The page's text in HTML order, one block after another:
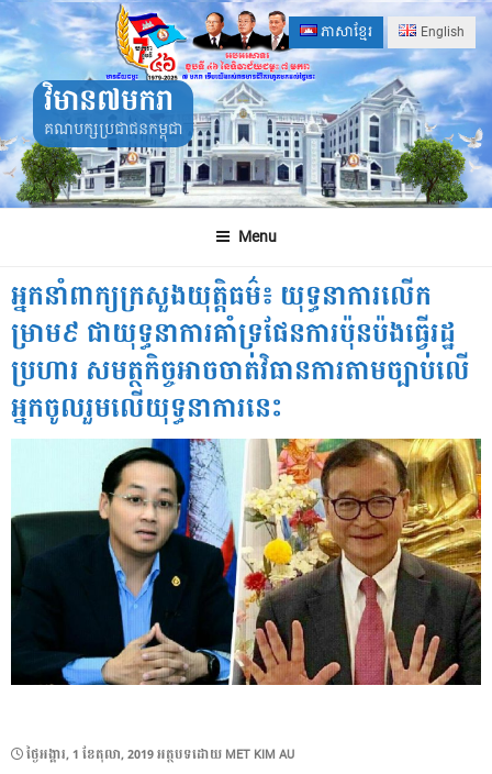
Skip
to
content
ភាសាខ្មែរ English
វិមាន៧មករា
គណបក្សប្រជាជនកម្ពុជា
Menu
អ្នកនាំពាក្យក្រសួងយុត្តិធម៌៖ យុទ្ធនាការលើក
ម្រាម៩ ជាយុទ្ធនាការគាំទ្រផែនការប៉ុនប៉ងធ្វើរដ្ឋ
ប្រហារ សមត្ថកិច្ចអាចចាត់វិធានការតាមច្បាប់លើ
អ្នកចូលរួមលើយុទ្ធនាការនេះ
POSTED
ថ្ងៃ​អង្គារ, 1 ខែ​តុលា, 2019អត្ថបទដោយ MET KIM AU